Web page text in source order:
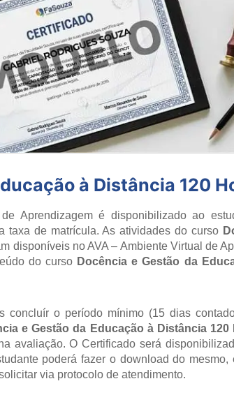
à Distância 120
Aprendizagem é disponibilizado ao
taxa de matrícula. As atividades do curso
disponíveis no AVA – Ambiente Virtual de
do curso Docência e Gestão da
concluír o período mínimo (15 dias
e Gestão da Educação à Distância 120
avaliação. O Certificado será
poderá fazer o download do
via protocolo de atendimento.